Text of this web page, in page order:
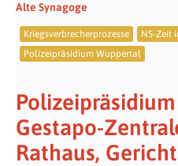
Alte Synagoge
Kriegsverbrecherprozesse NS-Zeit
Polizeipräsidium Wuppertal
Gestapo-
Rathaus,